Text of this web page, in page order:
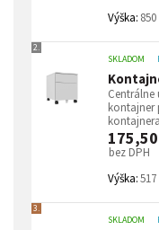
Výška:
2.
SKLADOM
kontajner
bez DPH
Výška:
3.
SKLADOM